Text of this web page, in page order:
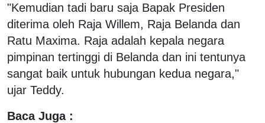
"Kemudian tadi baru saja Bapak Presiden
diterima oleh Raja Willem, Raja Belanda dan
Ratu Maxima. Raja adalah kepala negara
pimpinan tertinggi di Belanda dan ini tentunya
sangat baik untuk hubungan kedua negara,"
ujar Teddy.
Baca Juga :